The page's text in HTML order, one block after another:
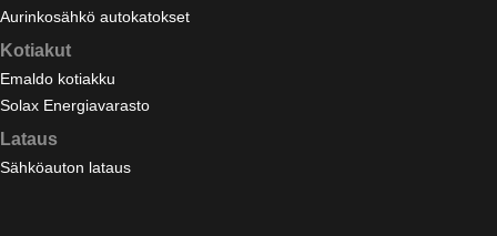
Aurinkosähkö autokatokset
Kotiakut
Emaldo kotiakku
Solax Energiavarasto
Lataus
Sähköauton lataus